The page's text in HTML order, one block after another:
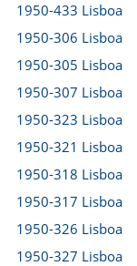
1950-433 Lisboa
1950-306 Lisboa
1950-305 Lisboa
1950-307 Lisboa
1950-323 Lisboa
1950-321 Lisboa
1950-318 Lisboa
1950-317 Lisboa
1950-326 Lisboa
1950-327 Lisboa